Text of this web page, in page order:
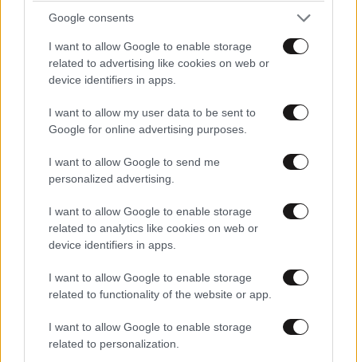
Google consents
I want to allow Google to enable storage
related to advertising like cookies on web or
device identifiers in apps.
I want to allow my user data to be sent to
Google for online advertising purposes.
I want to allow Google to send me
personalized advertising.
I want to allow Google to enable storage
related to analytics like cookies on web or
device identifiers in apps.
I want to allow Google to enable storage
related to functionality of the website or app.
I want to allow Google to enable storage
related to personalization.
και μάθετε πρώτοι όλες τις ειδήσεις
ΣΧΌΛΙΑ ΑΝΑΓΝΩΣΤΏΝ